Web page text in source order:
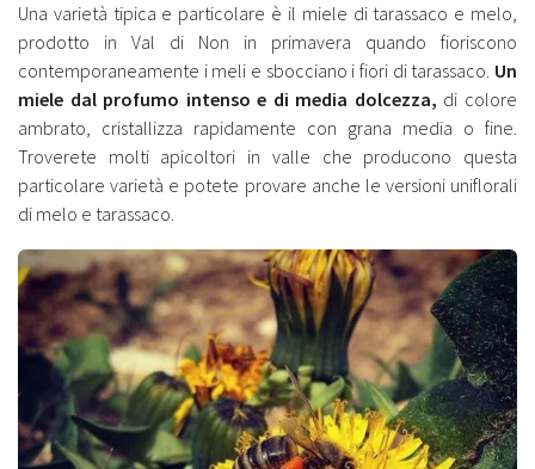
Una varietà tipica e particolare è il miele di tarassaco e melo,
prodotto in Val di Non in primavera quando fioriscono
contemporaneamente i meli e sbocciano i fiori di tarassaco. Un
miele dal profumo intenso e di media dolcezza, di colore
ambrato, cristallizza rapidamente con grana media o fine.
Troverete molti apicoltori in valle che producono questa
particolare varietà e potete provare anche le versioni uniflorali
di melo e tarassaco.